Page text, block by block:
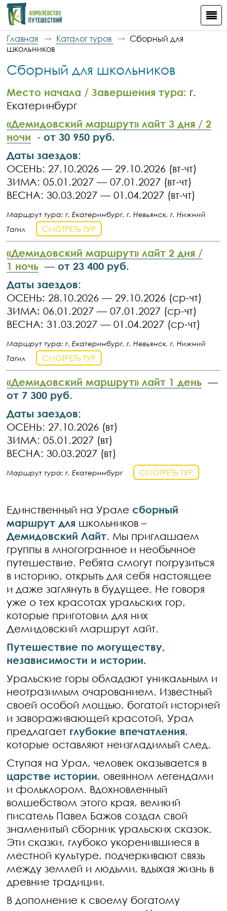
Главная Каталог туров
Сборный для
школьников
Сборный для школьников
Место начала / Завершения тура: г.
Екатеринбург
«Демидовский маршрут» лайт 3 дня / 2
ночи -от 30 950 руб.
Даты заездов:
ОСЕНЬ: 27.10.2026 — 29.10.2026 (вт-чт)
ЗИМА: 05.01.2027 — 07.01.2027 (вт-чт)
ВЕСНА: 30.03.2027 — 01.04.2027 (вт-чт)
Маршрут тура: г. Екатеринбург, г. Невьянск, г. Нижний
Тагил
СМОТРЕТЬ ТУР
«Демидовский маршрут» лайт 2 дня /
1 ночь —от 23 400 руб.
Даты заездов:
ОСЕНЬ: 28.10.2026 — 29.10.2026 (ср-чт)
ЗИМА: 06.01.2027 — 07.01.2027 (ср-чт)
ВЕСНА: 31.03.2027 — 01.04.2027 (ср-чт)
Маршрут тура: г. Екатеринбург, г. Невьянск, г. Нижний
Тагил
СМОТРЕТЬ ТУР
«Демидовский маршрут» лайт 1 день —
от 7 300 руб.
Даты заездов:
ОСЕНЬ: 27.10.2026 (вт)
ЗИМА: 05.01.2027 (вт)
ВЕСНА: 30.03.2027 (вт)
Маршрут тура: г. Екатеринбург СМОТРЕТЬ ТУР
Единственный на Уралесборный
маршрут для школьников –
Демидовский Лайт. Мы приглашаем
группы в многогранное и необычное
путешествие. Ребята смогут погрузиться
в историю, открыть для себя настоящее
и даже заглянуть в будущее. Не говоря
уже о тех красотах уральских гор,
которые приготовил для них
Демидовский маршрут лайт.
Путешествие по могуществу,
независимости и истории.
Уральские горы обладают уникальным и
неотразимым очарованием. Известный
своей особой мощью, богатой историей
и завораживающей красотой, Урал
предлагает глубокие впечатления,
которые оставляют неизгладимый след.
Ступая на Урал, человек оказывается в
царстве истории, овеянном легендами
и фольклором. Вдохновленный
волшебством этого края, великий
писатель Павел Бажов создал свой
знаменитый сборник уральских сказок.
Эти сказки, глубоко укоренившиеся в
местной культуре, подчеркивают связь
между землей и людьми, вдыхая жизнь в
древние традиции.
В дополнение к своему богатому